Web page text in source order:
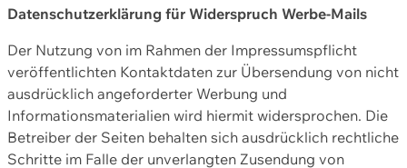
Datenschutzerklärung für Widerspruch Werbe-Mails
Der Nutzung von im Rahmen der Impressumspflicht
veröffentlichten Kontaktdaten zur Übersendung von nicht
ausdrücklich angeforderter Werbung und
Informationsmaterialien wird hiermit widersprochen. Die
Betreiber der Seiten behalten sich ausdrücklich rechtliche
Schritte im Falle der unverlangten Zusendung von